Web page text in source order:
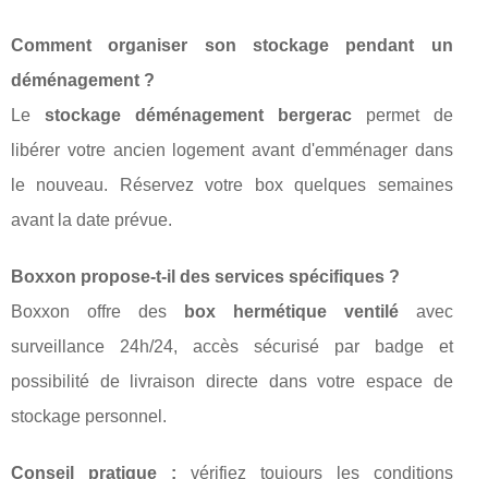
Comment organiser son stockage pendant un
déménagement ?
Le stockage déménagement bergeracpermet de
libérer votre ancien logement avant d'emménager dans
le nouveau. Réservez votre box quelques semaines
avant la date prévue.
Boxxon propose-t-il des services spécifiques ?
Boxxon offre des
box hermétique ventiléavec
surveillance 24h/24, accès sécurisé par badge et
possibilité de livraison directe dans votre espace de
stockage personnel.
Conseil pratique : vérifiez toujours les conditions